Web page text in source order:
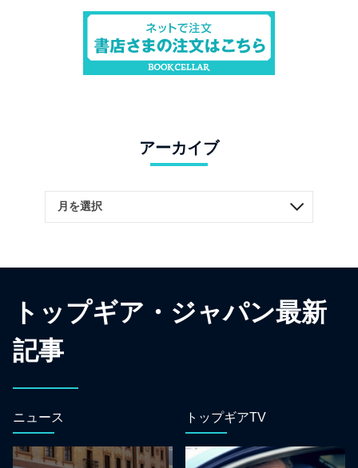
アーカイブ
トップギア・ジャパン最新
記事
ニュース トップギアTV